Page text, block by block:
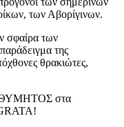
των Αβορίγινων.
σφαίρα των
της
θρακιώτες,
στα